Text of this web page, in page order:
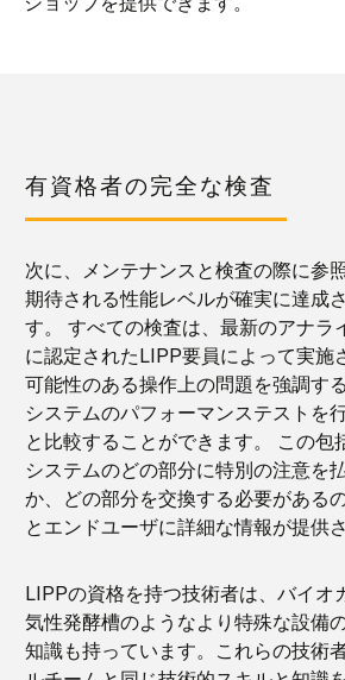
有資格者の完全な検査
次に、メンテナンスと検査の際に参
期待される性能レベルが確実に達成
す。 すべての検査は、最新のアナラ
に認定されたLIPP要員によって実施
可能性のある操作上の問題を強調す
システムのパフォーマンステストを
と比較することができます。 この包
システムのどの部分に特別の注意を
か、どの部分を交換する必要がある
とエンドユーザに詳細な情報が提供さ
LIPPの資格を持つ技術者は、バイオ
気性発酵槽のようなより特殊な設備
知識も持っています。
これらの技術